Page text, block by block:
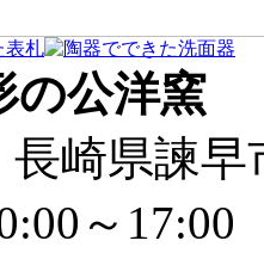
の公洋窯
崎県諫早
～17:00